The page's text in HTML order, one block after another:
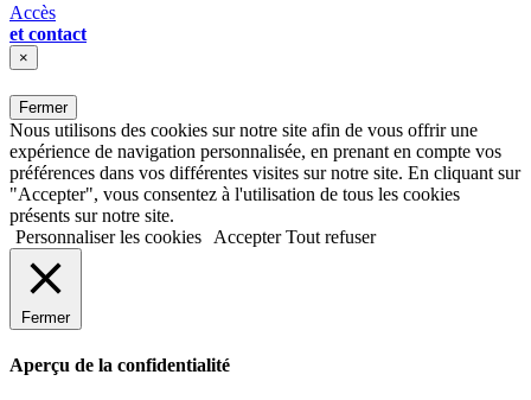
Accès
et contact
×
Fermer
Nous utilisons des cookies sur notre site afin de vous offrir une
expérience de navigation personnalisée, en prenant en compte vos
préférences dans vos différentes visites sur notre site. En cliquant sur
"Accepter", vous consentez à l'utilisation de tous les cookies
présents sur notre site.
Personnaliser les cookies
Accepter Tout refuser
Fermer
Aperçu de la confidentialité